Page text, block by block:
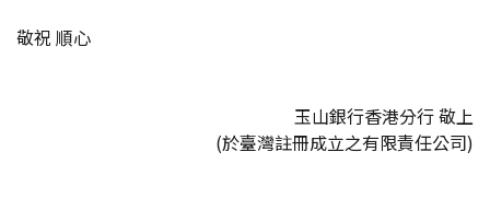
敬祝 順心
玉山銀行香港分行 敬上
(於臺灣註冊成立之有限責任公司)